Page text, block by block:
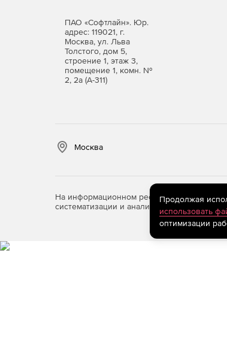
ПАО «Софтлайн». Юр.
адрес: 119021, г.
Москва, ул. Льва
Толстого, дом 5,
строение 1, этаж 3,
помещение 1, комн. №
2, 2а (А-311)
Москва
На информационном ресурсе
систематизации и анализа сведений,
Продолжая
использовать
оптимизации